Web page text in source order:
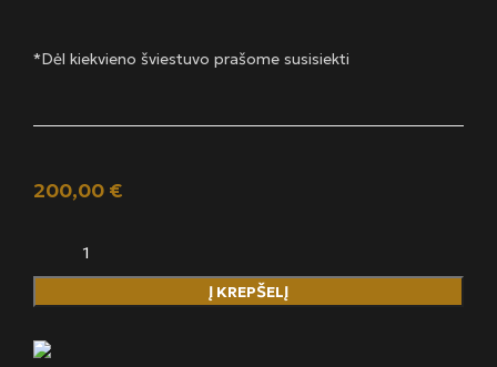
*Dėl kiekvieno šviestuvo prašome susisiekti
200,00 €
Į KREPŠELĮ